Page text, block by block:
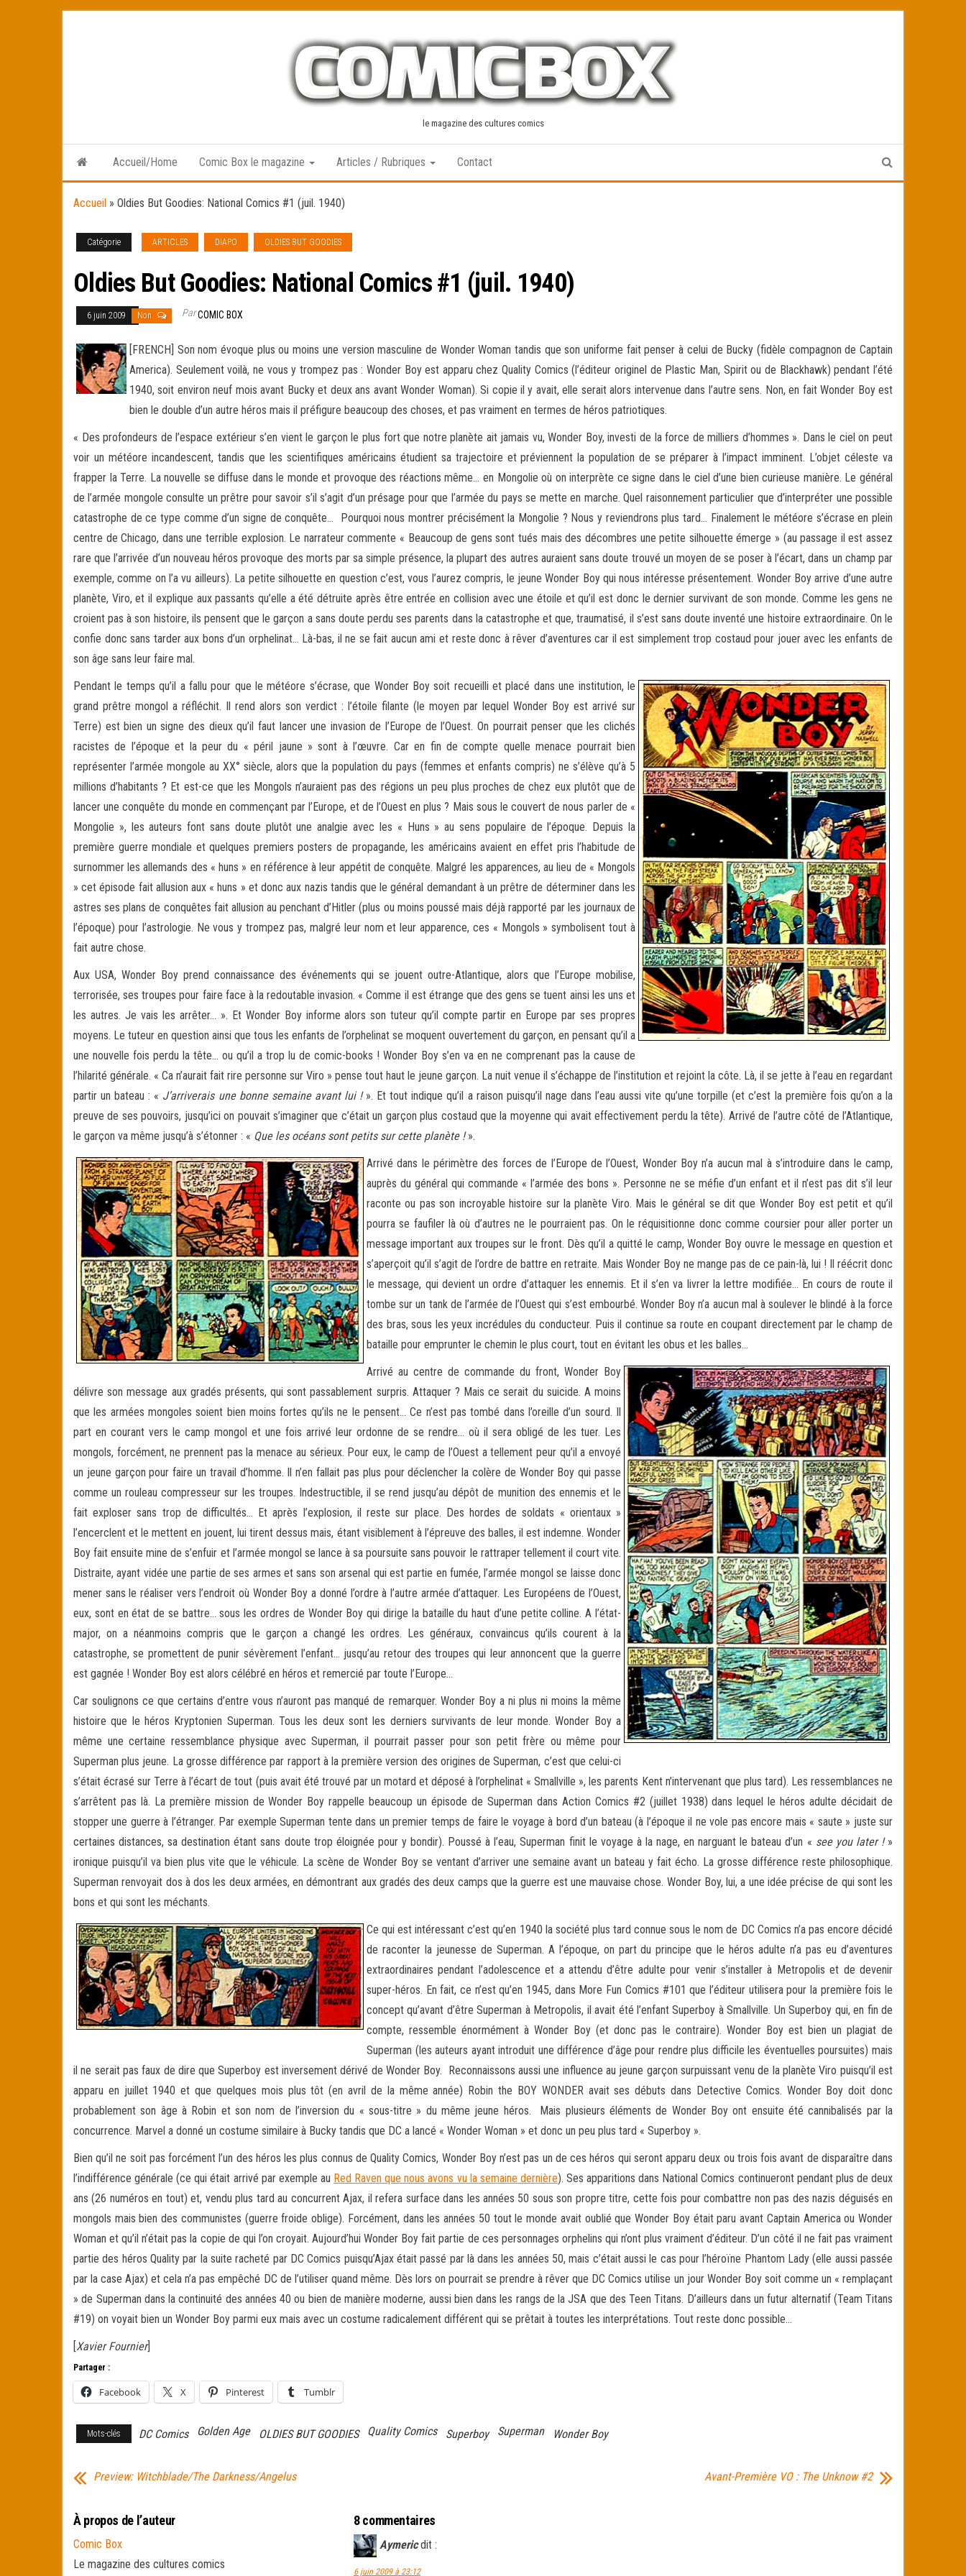
le magazine des cultures comics
Accueil/Home Comic Box le magazine Articles / Rubriques Contact
Accueil » Oldies But Goodies: National Comics #1 (juil. 1940)
Catégorie ARTICLES DIAPO OLDIES BUT GOODIES
Oldies But Goodies: National Comics #1 (juil. 1940)
6 juin 2009 Non ParCOMIC BOX
[FRENCH] Son nom évoque plus ou moins une version masculine de Wonder Woman tandis que son uniforme fait penser à celui de Bucky (fidèle compagnon de Captain
America). Seulement voilà, ne vous y trompez pas : Wonder Boy est apparu chez Quality Comics (l’éditeur originel de Plastic Man, Spirit ou de Blackhawk) pendant l’été
1940, soit environ neuf mois avant Bucky et deux ans avant Wonder Woman). Si copie il y avait, elle serait alors intervenue dans l’autre sens. Non, en fait Wonder Boy est
bien le double d’un autre héros mais il préfigure beaucoup des choses, et pas vraiment en termes de héros patriotiques.
« Des profondeurs de l’espace extérieur s’en vient le garçon le plus fort que notre planète ait jamais vu, Wonder Boy, investi de la force de milliers d’hommes ». Dans le ciel on peut
voir un météore incandescent, tandis que les scientifiques américains étudient sa trajectoire et préviennent la population de se préparer à l’impact imminent. L’objet céleste va
frapper la Terre. La nouvelle se diffuse dans le monde et provoque des réactions même… en Mongolie où on interprète ce signe dans le ciel d’une bien curieuse manière. Le général
de l’armée mongole consulte un prêtre pour savoir s’il s’agit d’un présage pour que l’armée du pays se mette en marche. Quel raisonnement particulier que d’interpréter une possible
catastrophe de ce type comme d’un signe de conquête… Pourquoi nous montrer précisément la Mongolie ? Nous y reviendrons plus tard… Finalement le météore s’écrase en plein
centre de Chicago, dans une terrible explosion. Le narrateur commente « Beaucoup de gens sont tués mais des décombres une petite silhouette émerge » (au passage il est assez
rare que l’arrivée d’un nouveau héros provoque des morts par sa simple présence, la plupart des autres auraient sans doute trouvé un moyen de se poser à l’écart, dans un champ par
exemple, comme on l’a vu ailleurs). La petite silhouette en question c’est, vous l’aurez compris, le jeune Wonder Boy qui nous intéresse présentement. Wonder Boy arrive d’une autre
planète, Viro, et il explique aux passants qu’elle a été détruite après être entrée en collision avec une étoile et qu’il est donc le dernier survivant de son monde. Comme les gens ne
croient pas à son histoire, ils pensent que le garçon a sans doute perdu ses parents dans la catastrophe et que, traumatisé, il s’est sans doute inventé une histoire extraordinaire. On le
confie donc sans tarder aux bons d’un orphelinat… Là-bas, il ne se fait aucun ami et reste donc à rêver d’aventures car il est simplement trop costaud pour jouer avec les enfants de
son âge sans leur faire mal.
Pendant le temps qu’il a fallu pour que le météore s’écrase, que Wonder Boy soit recueilli et placé dans une institution, le
grand prêtre mongol a réfléchit. Il rend alors son verdict : l’étoile filante (le moyen par lequel Wonder Boy est arrivé sur
Terre) est bien un signe des dieux qu’il faut lancer une invasion de l’Europe de l’Ouest. On pourrait penser que les clichés
racistes de l’époque et la peur du « péril jaune » sont à l’œuvre. Car en fin de compte quelle menace pourrait bien
représenter l’armée mongole au XX° siècle, alors que la population du pays (femmes et enfants compris) ne s’élève qu’à 5
millions d’habitants ? Et est-ce que les Mongols n’auraient pas des régions un peu plus proches de chez eux plutôt que de
lancer une conquête du monde en commençant par l’Europe, et de l’Ouest en plus ? Mais sous le couvert de nous parler de «
Mongolie », les auteurs font sans doute plutôt une analgie avec les « Huns » au sens populaire de l’époque. Depuis la
première guerre mondiale et quelques premiers posters de propagande, les américains avaient en effet pris l’habitude de
surnommer les allemands des « huns » en référence à leur appétit de conquête. Malgré les apparences, au lieu de « Mongols
» cet épisode fait allusion aux « huns » et donc aux nazis tandis que le général demandant à un prêtre de déterminer dans les
astres ses plans de conquêtes fait allusion au penchant d’Hitler (plus ou moins poussé mais déjà rapporté par les journaux de
l’époque) pour l’astrologie. Ne vous y trompez pas, malgré leur nom et leur apparence, ces « Mongols » symbolisent tout à
fait autre chose.
Aux USA, Wonder Boy prend connaissance des événements qui se jouent outre-Atlantique, alors que l’Europe mobilise,
terrorisée, ses troupes pour faire face à la redoutable invasion. « Comme il est étrange que des gens se tuent ainsi les uns et
les autres. Je vais les arrêter… ». Et Wonder Boy informe alors son tuteur qu’il compte partir en Europe par ses propres
moyens. Le tuteur en question ainsi que tous les enfants de l’orphelinat se moquent ouvertement du garçon, en pensant qu’il a
une nouvelle fois perdu la tête… ou qu’il a trop lu de comic-books ! Wonder Boy s’en va en ne comprenant pas la cause de
l’hilarité générale. « Ca n’aurait fait rire personne sur Viro » pense tout haut le jeune garçon. La nuit venue il s’échappe de l’institution et rejoint la côte. Là, il se jette à l’eau en regardant
partir un bateau : « J’arriverais une bonne semaine avant lui ! ». Et tout indique qu’il a raison puisqu’il nage dans l’eau aussi vite qu’une torpille (et c’est la première fois qu’on a la
preuve de ses pouvoirs, jusqu’ici on pouvait s’imaginer que c’était un garçon plus costaud que la moyenne qui avait effectivement perdu la tête). Arrivé de l’autre côté de l’Atlantique,
le garçon va même jusqu’à s’étonner : « Que les océans sont petits sur cette planète !».
Arrivé dans le périmètre des forces de l’Europe de l’Ouest, Wonder Boy n’a aucun mal à s’introduire dans le camp,
auprès du général qui commande « l’armée des bons ». Personne ne se méfie d’un enfant et il n’est pas dit s’il leur
raconte ou pas son incroyable histoire sur la planète Viro. Mais le général se dit que Wonder Boy est petit et qu’il
pourra se faufiler là où d’autres ne le pourraient pas. On le réquisitionne donc comme coursier pour aller porter un
message important aux troupes sur le front. Dès qu’il a quitté le camp, Wonder Boy ouvre le message en question et
s’aperçoit qu’il s’agit de l’ordre de battre en retraite. Mais Wonder Boy ne mange pas de ce pain-là, lui ! Il réécrit donc
le message, qui devient un ordre d’attaquer les ennemis. Et il s’en va livrer la lettre modifiée… En cours de route il
tombe sur un tank de l’armée de l’Ouest qui s’est embourbé. Wonder Boy n’a aucun mal à soulever le blindé à la force
des bras, sous les yeux incrédules du conducteur. Puis il continue sa route en coupant directement par le champ de
bataille pour emprunter le chemin le plus court, tout en évitant les obus et les balles…
Arrivé au centre de commande du front, Wonder Boy
délivre son message aux gradés présents, qui sont passablement surpris. Attaquer ? Mais ce serait du suicide. A moins
que les armées mongoles soient bien moins fortes qu’ils ne le pensent… Ce n’est pas tombé dans l’oreille d’un sourd. Il
part en courant vers le camp mongol et une fois arrivé leur ordonne de se rendre… où il sera obligé de les tuer. Les
mongols, forcément, ne prennent pas la menace au sérieux. Pour eux, le camp de l’Ouest a tellement peur qu’il a envoyé
un jeune garçon pour faire un travail d’homme. Il n’en fallait pas plus pour déclencher la colère de Wonder Boy qui passe
comme un rouleau compresseur sur les troupes. Indestructible, il se rend jusqu’au dépôt de munition des ennemis et le
fait exploser sans trop de difficultés… Et après l’explosion, il reste sur place. Des hordes de soldats « orientaux »
l’encerclent et le mettent en jouent, lui tirent dessus mais, étant visiblement à l’épreuve des balles, il est indemne. Wonder
Boy fait ensuite mine de s’enfuir et l’armée mongol se lance à sa poursuite sans pouvoir le rattraper tellement il court vite.
Distraite, ayant vidée une partie de ses armes et sans son arsenal qui est partie en fumée, l’armée mongol se laisse donc
mener sans le réaliser vers l’endroit où Wonder Boy a donné l’ordre à l’autre armée d’attaquer. Les Européens de l’Ouest,
eux, sont en état de se battre… sous les ordres de Wonder Boy qui dirige la bataille du haut d’une petite colline. A l’état-
major, on a néanmoins compris que le garçon a changé les ordres. Les généraux, convaincus qu’ils courent à la
catastrophe, se promettent de punir sévèrement l’enfant… jusqu’au retour des troupes qui leur annoncent que la guerre
est gagnée ! Wonder Boy est alors célébré en héros et remercié par toute l’Europe…
Car soulignons ce que certains d’entre vous n’auront pas manqué de remarquer. Wonder Boy a ni plus ni moins la même
histoire que le héros Kryptonien Superman. Tous les deux sont les derniers survivants de leur monde. Wonder Boy a
même une certaine ressemblance physique avec Superman, il pourrait passer pour son petit frère ou même pour
Superman plus jeune. La grosse différence par rapport à la première version des origines de Superman, c’est que celui-ci
s’était écrasé sur Terre à l’écart de tout (puis avait été trouvé par un motard et déposé à l’orphelinat « Smallville », les parents Kent n’intervenant que plus tard). Les ressemblances ne
s’arrêtent pas là. La première mission de Wonder Boy rappelle beaucoup un épisode de Superman dans Action Comics #2 (juillet 1938) dans lequel le héros adulte décidait de
stopper une guerre à l’étranger. Par exemple Superman tente dans un premier temps de faire le voyage à bord d’un bateau (à l’époque il ne vole pas encore mais « saute » juste sur
certaines distances, sa destination étant sans doute trop éloignée pour y bondir). Poussé à l’eau, Superman finit le voyage à la nage, en narguant le bateau d’un « see you later !»
ironique puisqu’il va bien plus vite que le véhicule. La scène de Wonder Boy se ventant d’arriver une semaine avant un bateau y fait écho. La grosse différence reste philosophique.
Superman renvoyait dos à dos les deux armées, en démontrant aux gradés des deux camps que la guerre est une mauvaise chose. Wonder Boy, lui, a une idée précise de qui sont les
bons et qui sont les méchants.
Ce qui est intéressant c’est qu’en 1940 la société plus tard connue sous le nom de DC Comics n’a pas encore décidé
de raconter la jeunesse de Superman. A l’époque, on part du principe que le héros adulte n’a pas eu d’aventures
extraordinaires pendant l’adolescence et a attendu d’être adulte pour venir s’installer à Metropolis et de devenir
super-héros. En fait, ce n’est qu’en 1945, dans More Fun Comics #101 que l’éditeur utilisera pour la première fois le
concept qu’avant d’être Superman à Metropolis, il avait été l’enfant Superboy à Smallville. Un Superboy qui, en fin de
compte, ressemble énormément à Wonder Boy (et donc pas le contraire). Wonder Boy est bien un plagiat de
Superman (les auteurs ayant introduit une différence d’âge pour rendre plus difficile les éventuelles poursuites) mais
il ne serait pas faux de dire que Superboy est inversement dérivé de Wonder Boy. Reconnaissons aussi une influence au jeune garçon surpuissant venu de la planète Viro puisqu’il est
apparu en juillet 1940 et que quelques mois plus tôt (en avril de la même année) Robin the BOY WONDER avait ses débuts dans Detective Comics. Wonder Boy doit donc
probablement son âge à Robin et son nom de l’inversion du « sous-titre » du même jeune héros. Mais plusieurs éléments de Wonder Boy ont ensuite été cannibalisés par la
concurrence. Marvel a donné un costume similaire à Bucky tandis que DC a lancé « Wonder Woman » et donc un peu plus tard « Superboy ».
Bien qu’il ne soit pas forcément l’un des héros les plus connus de Quality Comics, Wonder Boy n’est pas un de ces héros qui seront apparu deux ou trois fois avant de disparaître dans
l’indifférence générale (ce qui était arrivé par exemple au Red Raven que nous avons vu la semaine dernière). Ses apparitions dans National Comics continueront pendant plus de deux
ans (26 numéros en tout) et, vendu plus tard au concurrent Ajax, il refera surface dans les années 50 sous son propre titre, cette fois pour combattre non pas des nazis déguisés en
mongols mais bien des communistes (guerre froide oblige). Forcément, dans les années 50 tout le monde avait oublié que Wonder Boy était paru avant Captain America ou Wonder
Woman et qu’il n’était pas la copie de qui l’on croyait. Aujourd’hui Wonder Boy fait partie de ces personnages orphelins qui n’ont plus vraiment d’éditeur. D’un côté il ne fait pas vraiment
partie des héros Quality par la suite racheté par DC Comics puisqu’Ajax était passé par là dans les années 50, mais c’était aussi le cas pour l’héroïne Phantom Lady (elle aussi passée
par la case Ajax) et cela n’a pas empêché DC de l’utiliser quand même. Dès lors on pourrait se prendre à rêver que DC Comics utilise un jour Wonder Boy soit comme un « remplaçant
» de Superman dans la continuité des années 40 ou bien de manière moderne, aussi bien dans les rangs de la JSA que des Teen Titans. D’ailleurs dans un futur alternatif (Team Titans
#19) on voyait bien un Wonder Boy parmi eux mais avec un costume radicalement différent qui se prêtait à toutes les interprétations. Tout reste donc possible…
[Xavier Fournier]
Partager :
Facebook X Pinterest Tumblr
Mots-clés DC Comics Golden Age OLDIES BUT GOODIES Quality Comics Superboy Superman Wonder Boy
Preview: Witchblade/The Darkness/Angelus Avant-Première VO : The Unknow #2
À propos de l’auteur
Comic Box
Le magazine des cultures comics
8 commentaires
Aymeric dit :
6 juin 2009 à 23:12